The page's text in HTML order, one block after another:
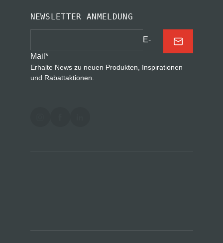
NEWSLETTER ANMELDUNG
E-
Mail *
Erhalte News zu neuen Produkten, Inspirationen
und Rabattaktionen.